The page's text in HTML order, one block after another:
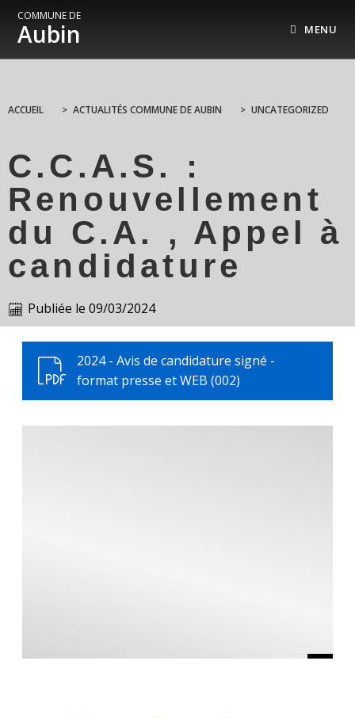
COMMUNE DE
Aubin MENU
ACCUEIL > ACTUALITÉS COMMUNE DE AUBIN > UNCATEGORIZED
C.C.A.S. :
Renouvellement
du C.A. , Appel à
candidature
Publiée le 09/03/2024
2024 - Avis de candidature signé -
format presse et WEB (002)